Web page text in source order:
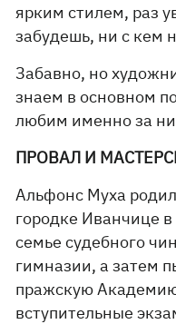
ярким стилем, раз
забудешь, ни с кем
Забавно, но
знаем в основном
любим именно за
ПРОВАЛ И
Альфонс Муха
городке Иванчице
семье судебного
гимназии, а затем
пражскую
вступительные